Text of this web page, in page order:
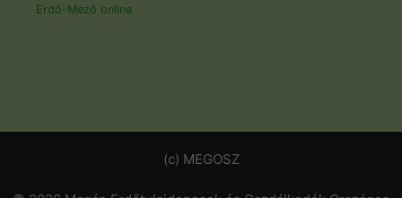
Erdő-Mező online
(c) MEGOSZ